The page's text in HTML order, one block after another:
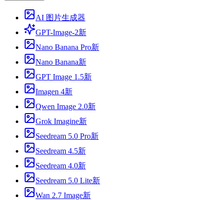
AI 图片生成器
GPT-Image-2新
Nano Banana Pro新
Nano Banana新
GPT Image 1.5新
Imagen 4新
Qwen Image 2.0新
Grok Imagine新
Seedream 5.0 Pro新
Seedream 4.5新
Seedream 4.0新
Seedream 5.0 Lite新
Wan 2.7 Image新